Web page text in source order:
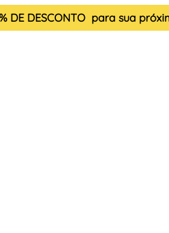
DE DESCONTO para sua